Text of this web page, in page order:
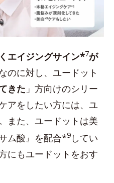
エイジングサイン*7が
のに対し、ユードット
きた 」方向けのシリー
アをしたい方には、ユ
また、ユードットは美
ム酸』を配合*9 してい
にもユードットをおす